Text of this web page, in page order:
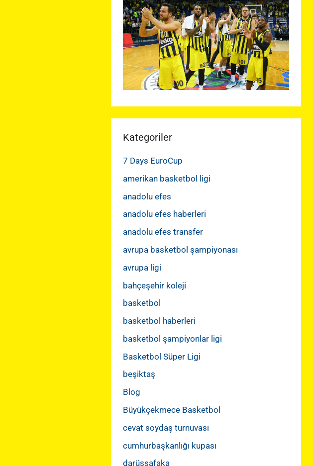
Kategoriler
7 Days EuroCup
amerikan basketbol ligi
anadolu efes
anadolu efes haberleri
anadolu efes transfer
avrupa basketbol şampiyonası
avrupa ligi
bahçeşehir koleji
basketbol
basketbol haberleri
basketbol şampiyonlar ligi
Basketbol Süper Ligi
beşiktaş
Blog
Büyükçekmece Basketbol
cevat soydaş turnuvası
cumhurbaşkanlığı kupası
darüşşafaka